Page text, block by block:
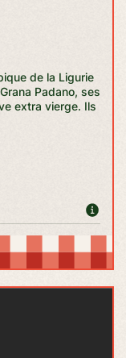
de la Ligurie
Padano, ses
extra vierge. Ils